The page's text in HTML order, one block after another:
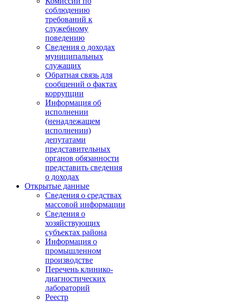
соблюдению
требований к
служебному
поведению
Сведения о доходах
муниципальных
служащих
Обратная связь для
сообщений о фактах
коррупции
Информация об
исполнении
(ненадлежащем
исполнении)
депутатами
представительных
органов обязанности
представить сведения
о доходах
Открытые данные
Сведения о средствах
массовой информации
Сведения о
хозяйствующих
субъектах района
Информация о
промышленном
производстве
Перечень клинико-
диагностических
лабораторий
Реестр